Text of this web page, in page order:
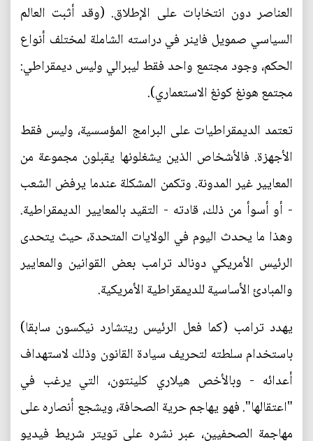
العناصر دون انتخابات على الإطلاق. (وقد أثبت العالم
السياسي صمويل فاينر في دراسته الشاملة لمختلف أنواع
الحكم، وجود مجتمع واحد فقط ليبرالي وليس ديمقراطي:
مجتمع هونغ كونغ الاستعماري).
تعتمد الديمقراطيات على البرامج المؤسسية، وليس فقط
الأجهزة. فالأشخاص الذين يشغلونها يقبلون مجموعة من
المعايير غير المدونة. وتكمن المشكلة عندما يرفض الشعب
- أو أسوأ من ذلك، قادته - التقيد بالمعايير الديمقراطية.
وهذا ما يحدث اليوم في الولايات المتحدة، حيث يتحدى
الرئيس الأمريكي دونالد ترامب بعض القوانين والمعايير
والمبادئ الأساسية للديمقراطية الأمريكية.
يهدد ترامب (كما فعل الرئيس ريتشارد نيكسون سابقا)
باستخدام سلطته لتحريف سيادة القانون وذلك لاستهداف
أعدائه - وبالأخص هيلاري كلينتون، التي يرغب في
"اعتقالها". فهو يهاجم حرية الصحافة، ويشجع أنصاره على
مهاجمة الصحفيين، عبر نشره على تويتر شريط فيديو